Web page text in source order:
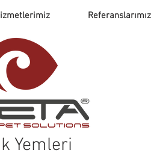
Referanslarımız
Yemleri